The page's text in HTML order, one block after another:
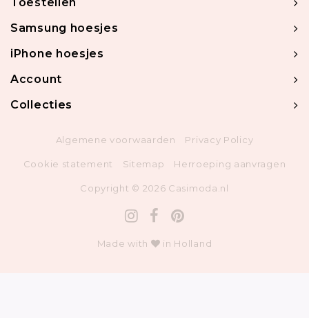
Toestellen
Samsung hoesjes
iPhone hoesjes
Account
Collecties
Algemene voorwaarden Privacy Policy
Cookie statement Sitemap Herroeping aanvragen
Copyright © 2026 Casimoda.nl
Made with in Holland